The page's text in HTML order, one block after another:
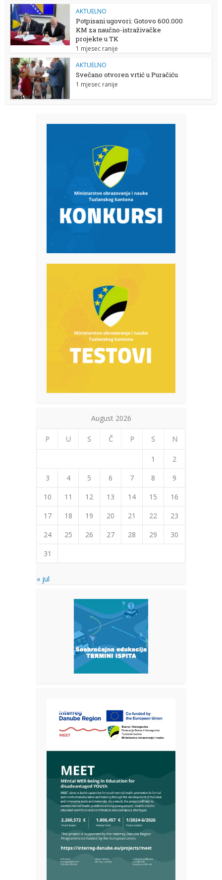
AKTUELNO
Potpisani ugovori: Gotovo 600.000
KM za naučno-istraživačke
projekte u TK
1 mjesec ranije
AKTUELNO
Svečano otvoren vrtić u Puračiću
1 mjesec ranije
August 2026
P U S Č P S N
1
2
3
4 5 6 7 8
9
10
11 12 13 14 15
16
17
18 19 20 21 22
23
24
25 26 27 28 29
30
31
« jul